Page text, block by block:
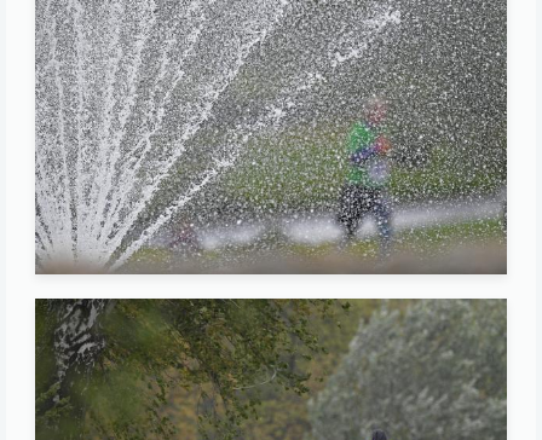
Image